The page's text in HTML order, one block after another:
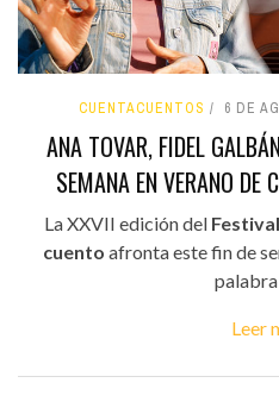
CUENTACUENTOS 6 DE
ANA TOVAR, FIDEL
SEMANA EN VERANO DE
La XXVII edición del
cuento afronta este fin de
palabra
Leer